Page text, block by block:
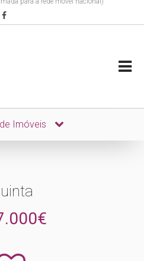
Imóveis